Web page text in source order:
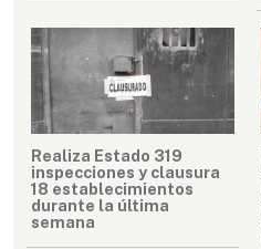
Realiza Estado 319
inspecciones y clausura
18 establecimientos
durante la última
semana